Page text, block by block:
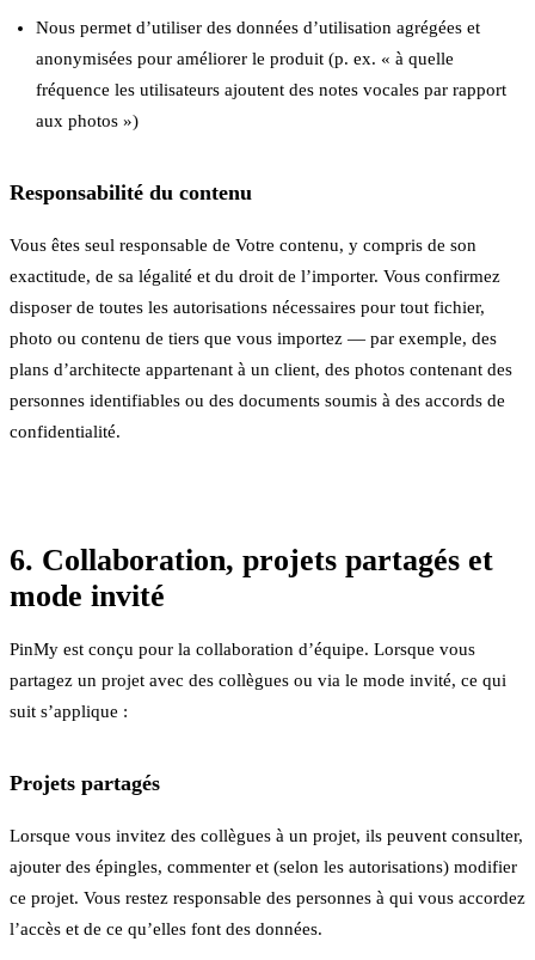
Nous permet d’utiliser des données d’utilisation agrégées et
anonymisées pour améliorer le produit (p. ex. « à quelle
fréquence les utilisateurs ajoutent des notes vocales par rapport
aux photos »)
Responsabilité du contenu
Vous êtes seul responsable de Votre contenu, y compris de son
exactitude, de sa légalité et du droit de l’importer. Vous confirmez
disposer de toutes les autorisations nécessaires pour tout fichier,
photo ou contenu de tiers que vous importez — par exemple, des
plans d’architecte appartenant à un client, des photos contenant des
personnes identifiables ou des documents soumis à des accords de
confidentialité.
6. Collaboration, projets partagés et
mode invité
PinMy est conçu pour la collaboration d’équipe. Lorsque vous
partagez un projet avec des collègues ou via le mode invité, ce qui
suit s’applique :
Projets partagés
Lorsque vous invitez des collègues à un projet, ils peuvent consulter,
ajouter des épingles, commenter et (selon les autorisations) modifier
ce projet. Vous restez responsable des personnes à qui vous accordez
l’accès et de ce qu’elles font des données.